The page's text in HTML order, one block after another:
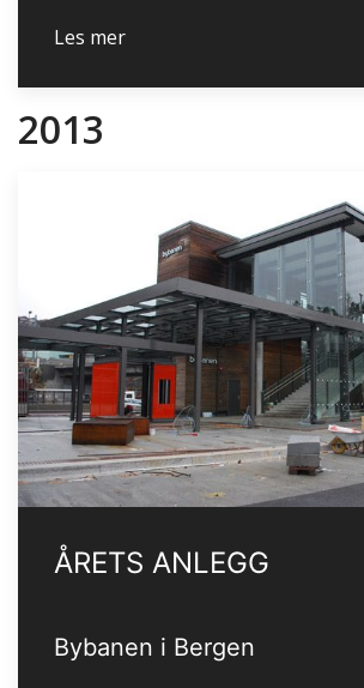
Les mer
2013
ÅRETS ANLEGG
Bybanen i Bergen